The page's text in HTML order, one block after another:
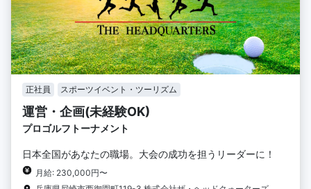
正社員 スポーツイベント・ツーリズム
運営・企画(未経験OK)
プロゴルフトーナメント
日本全国があなたの職場。大会の成功を担うリーダーに！
月給: 230,000円〜